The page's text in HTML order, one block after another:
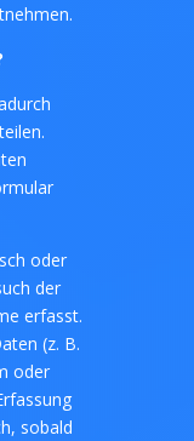
oder
der
erfasst.
(z. B.
oder
sobald